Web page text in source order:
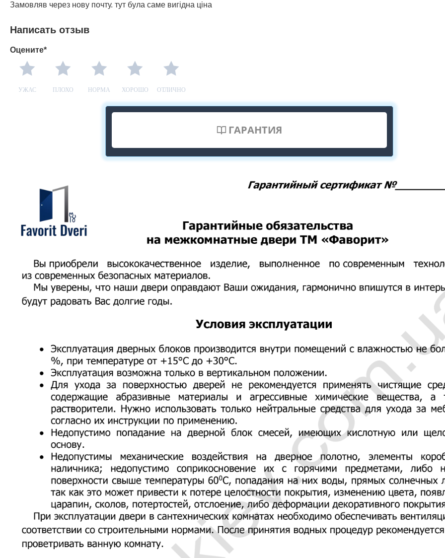
Замовляв через нову почту. тут була саме вигідна ціна
Написать отзыв
Оцените*
УЖАС ПЛОХО НОРМА ХОРОШО ОТЛИЧНО
ГАРАНТИЯ